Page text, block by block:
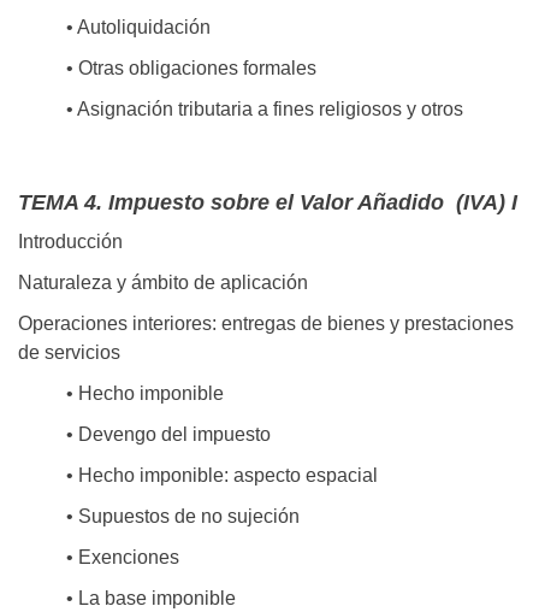
• Autoliquidación
• Otras obligaciones formales
• Asignación tributaria a fines religiosos y otros
TEMA 4. Impuesto sobre el Valor Añadido (IVA) I
Introducción
Naturaleza y ámbito de aplicación
Operaciones interiores: entregas de bienes y prestaciones
de servicios
• Hecho imponible
• Devengo del impuesto
• Hecho imponible: aspecto espacial
• Supuestos de no sujeción
• Exenciones
• La base imponible